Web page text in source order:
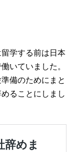
学する前は日本
いていました。
備のためにまと
ることにしまし